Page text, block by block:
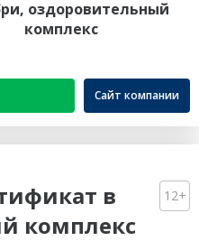
оздоровительный
комплекс
Сайт компании
в
комплекс
12+